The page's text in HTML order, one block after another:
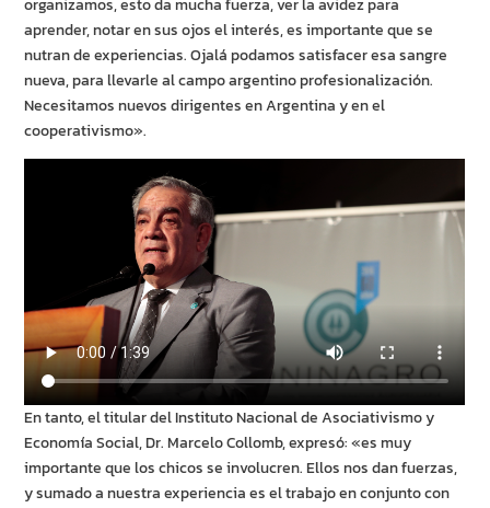
organizamos, esto da mucha fuerza, ver la avidez para
aprender, notar en sus ojos el interés, es importante que se
nutran de experiencias. Ojalá podamos satisfacer esa sangre
nueva, para llevarle al campo argentino profesionalización.
Necesitamos nuevos dirigentes en Argentina y en el
cooperativismo».
En tanto, el titular del Instituto Nacional de Asociativismo y
Economía Social, Dr. Marcelo Collomb, expresó: «es muy
importante que los chicos se involucren. Ellos nos dan fuerzas,
y sumado a nuestra experiencia es el trabajo en conjunto con